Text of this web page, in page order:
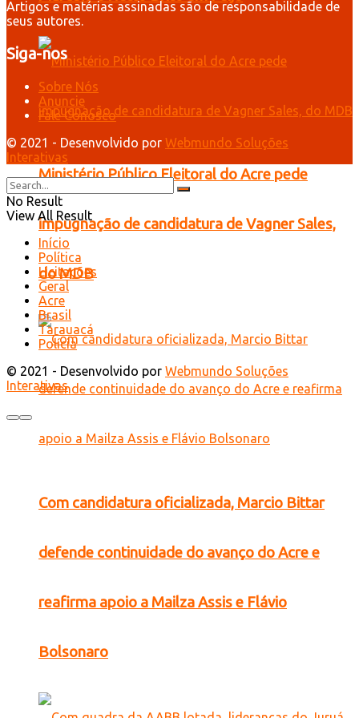
Ministério Público Eleitoral do Acre pede
impugnação de candidatura de Vagner Sales,
do MDB
Com candidatura oficializada, Marcio Bittar
defende continuidade do avanço do Acre e
reafirma apoio a Mailza Assis e Flávio
Bolsonaro
Artigos e matérias assinadas são de responsabilidade de
seus autores.
Siga-nos
Sobre Nós
Anuncie
Fale Conosco
© 2021 - Desenvolvido por Webmundo Soluções
Interativas
No Result
View All Result
Início
Política
Licitações
Geral
Acre
Brasil
Tarauacá
Polícia
© 2021 - Desenvolvido por Webmundo Soluções
Interativas